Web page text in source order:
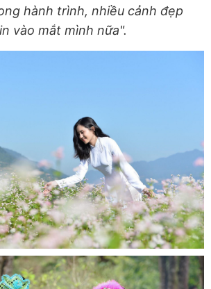
hành trình, nhiều cảnh đẹp
vào mắt mình nữa".